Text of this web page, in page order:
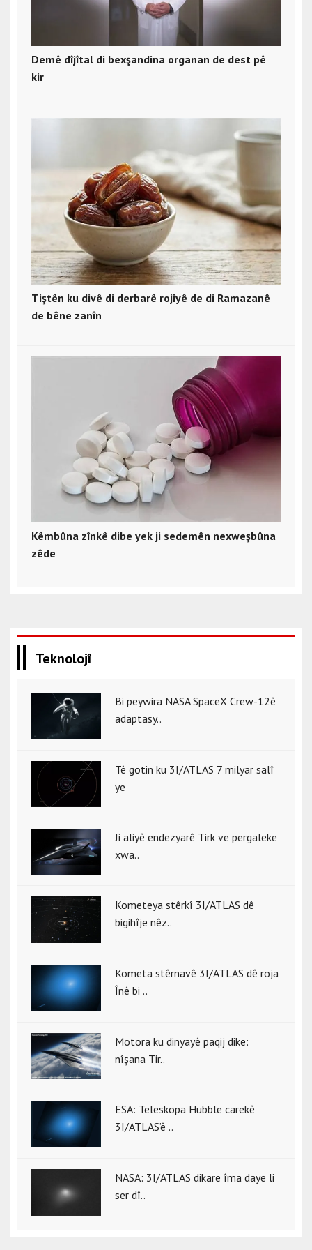
Demê dîjîtal di bexşandina organan de dest pê
kir
Tiştên ku divê di derbarê rojîyê de di Ramazanê
de bêne zanîn
Kêmbûna zînkê dibe yek ji sedemên nexweşbûna
zêde
Teknolojî
Bi peywira NASA SpaceX Crew-12ê
adaptasy..
Tê gotin ku 3I/ATLAS 7 milyar salî
ye
Ji aliyê endezyarê Tirk ve pergaleke
xwa..
Kometeya stêrkî 3I/ATLAS dê
bigihîje nêz..
Kometa stêrnavê 3I/ATLAS dê roja
Înê bi ..
Motora ku dinyayê paqij dike:
nîşana Tir..
ESA: Teleskopa Hubble carekê
3I/ATLAS’ê ..
NASA: 3I/ATLAS dikare îma daye li
ser dî..